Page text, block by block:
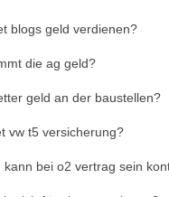
blogs geld verdienen?
die ag geld?
geld an der baustellen?
vw t5 versicherung?
kann bei o2 vertrag sein